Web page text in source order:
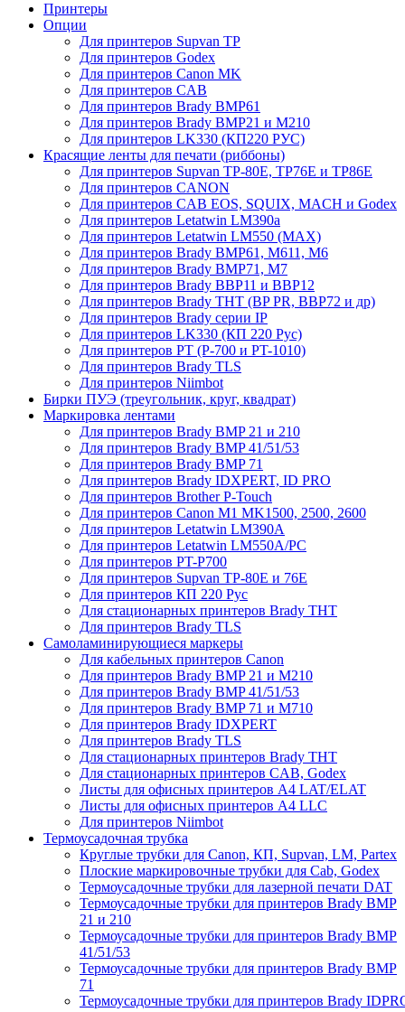
Принтеры
Опции
Для принтеров Supvan TP
Для принтеров Godex
Для принтеров Canon MK
Для принтеров CAB
Для принтеров Brady BMP61
Для принтеров Brady BMP21 и M210
Для принтеров LK330 (КП220 РУС)
Красящие ленты для печати (риббоны)
Для принтеров Supvan TP-80E, TP76E и TP86E
Для принтеров CANON
Для принтеров CAB EOS, SQUIX, MACH и Godex
Для принтеров Letatwin LM390a
Для принтеров Letatwin LM550 (MAX)
Для принтеров Brady BMP61, M611, M6
Для принтеров Brady BMP71, M7
Для принтеров Brady BBP11 и BBP12
Для принтеров Brady THT (BP PR, BBP72 и др)
Для принтеров Brady серии IP
Для принтеров LK330 (КП 220 Рус)
Для принтеров PT (P-700 и PT-1010)
Для принтеров Brady TLS
Для принтеров Niimbot
Бирки ПУЭ (треугольник, круг, квадрат)
Маркировка лентами
Для принтеров Brady BMP 21 и 210
Для принтеров Brady BMP 41/51/53
Для принтеров Brady BMP 71
Для принтеров Brady IDXPERT, ID PRO
Для принтеров Brother P-Touch
Для принтеров Canon M1 MK1500, 2500, 2600
Для принтеров Letatwin LM390A
Для принтеров Letatwin LM550A/PC
Для принтеров PT-P700
Для принтеров Supvan TP-80E и 76E
Для принтеров КП 220 Рус
Для стационарных принтеров Brady THT
Для принтеров Brady TLS
Самоламинирующиеся маркеры
Для кабельных принтеров Canon
Для принтеров Brady BMP 21 и M210
Для принтеров Brady BMP 41/51/53
Для принтеров Brady BMP 71 и M710
Для принтеров Brady IDXPERT
Для принтеров Brady TLS
Для стационарных принтеров Brady THT
Для стационарных принтеров CAB, Godex
Листы для офисных принтеров А4 LAT/ELAT
Листы для офисных принтеров А4 LLC
Для принтеров Niimbot
Термоусадочная трубка
Круглые трубки для Canon, КП, Supvan, LM, Partex
Плоские маркировочные трубки для Cab, Godex
Термоусадочные трубки для лазерной печати DAT
Термоусадочные трубки для принтеров Brady BMP
21 и 210
Термоусадочные трубки для принтеров Brady BMP
41/51/53
Термоусадочные трубки для принтеров Brady BMP
71
Термоусадочные трубки для принтеров Brady